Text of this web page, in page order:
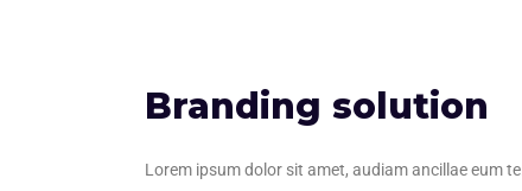
Branding solution
Lorem ipsum dolor sit amet, audiam ancillae eum